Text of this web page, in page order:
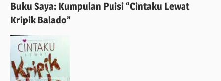
Buku Saya: Kumpulan Puisi “Cintaku Lewat
Kripik Balado”